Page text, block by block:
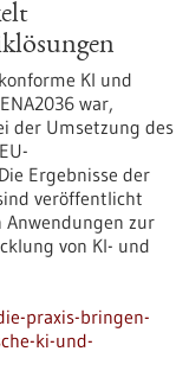
KI und
war,
der Umsetzung des
Ergebnisse der
veröffentlicht
zur
von KI- und
praxis-bringen-
ki-und-